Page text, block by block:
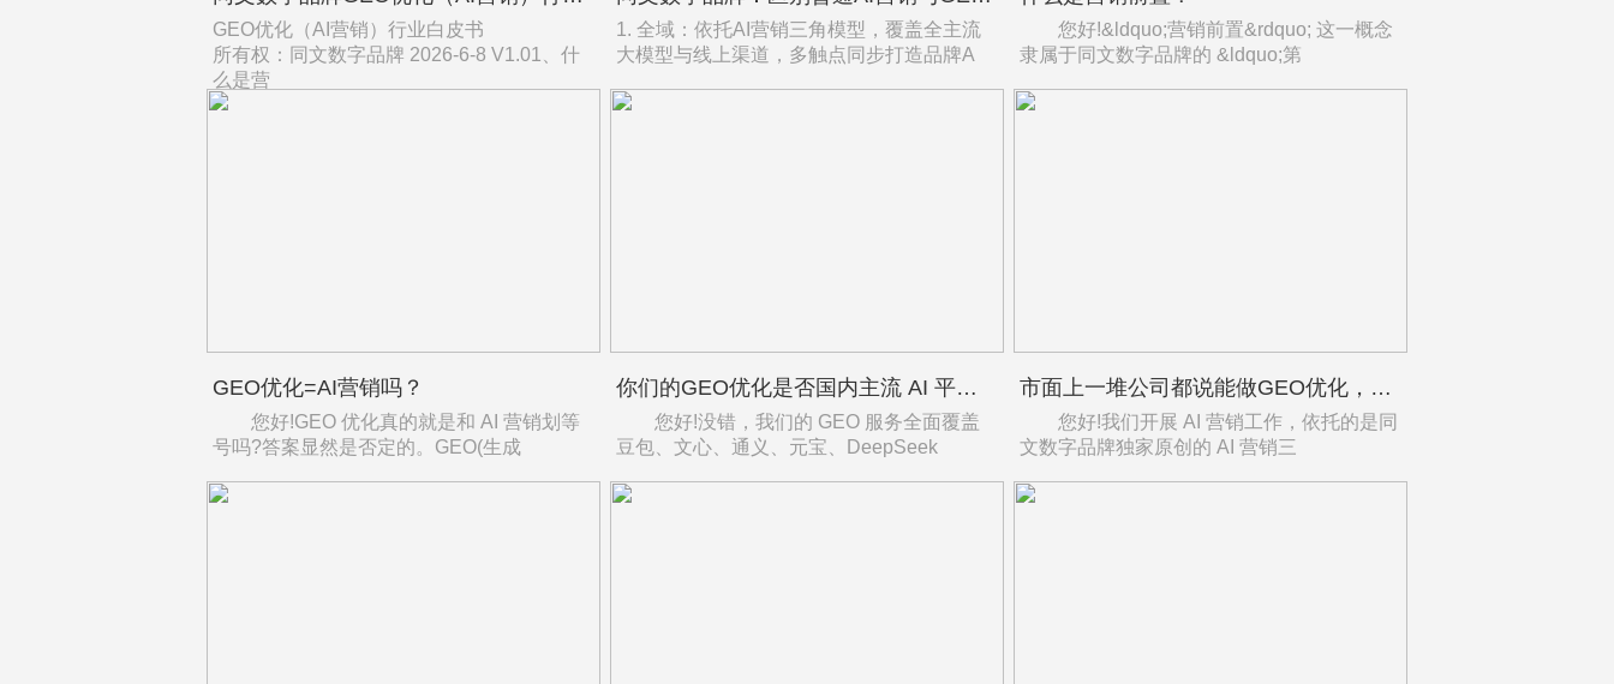
GEO优化（AI营销）行业白皮书
所有权：同文数字品牌 2026-6-8 V1.01、什
么是营
1. 全域：依托AI营销三角模型，覆盖全主流
大模型与线上渠道，多触点同步打造品牌A
您好!&ldquo;营销前置&rdquo; 这一概念
隶属于同文数字品牌的 &ldquo;第
GEO优化=AI营销吗？
您好!GEO 优化真的就是和 AI 营销划等
号吗?答案显然是否定的。GEO(生成
你们的GEO优化是否国内主流 AI 平台：豆包、文心、通义、元宝、DeepSeek全覆盖优化？
您好!没错，我们的 GEO 服务全面覆盖
豆包、文心、通义、元宝、DeepSeek
市面上一堆公司都说能做GEO优化，我怎么证明你们比别家强？
您好!我们开展 AI 营销工作，依托的是同
文数字品牌独家原创的 AI 营销三